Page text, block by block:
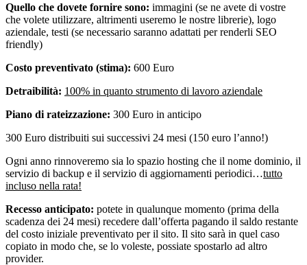
Quello che dovete fornire sono: immagini (se ne avete di vostre
che volete utilizzare, altrimenti useremo le nostre librerie), logo
aziendale, testi (se necessario saranno adattati per renderli SEO
friendly)
Costo preventivato (stima): 600 Euro
Detraibilità: 100% in quanto strumento di lavoro aziendale
Piano di rateizzazione: 300 Euro in anticipo
300 Euro distribuiti sui successivi 24 mesi (150 euro l’anno!)
Ogni anno rinnoveremo sia lo spazio hosting che il nome dominio, il
servizio di backup e il servizio di aggiornamenti periodici…tutto
incluso nella rata!
Recesso anticipato: potete in qualunque momento (prima della
scadenza dei 24 mesi) recedere dall’offerta pagando il saldo restante
del costo iniziale preventivato per il sito. Il sito sarà in quel caso
copiato in modo che, se lo voleste, possiate spostarlo ad altro
provider.